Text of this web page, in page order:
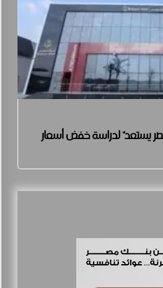
يستعدّ لدراسة خفض أسعار